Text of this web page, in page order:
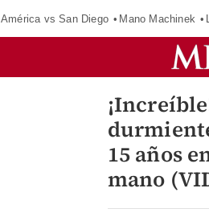
América vs San Diego Mano Machinek
15 años
mano